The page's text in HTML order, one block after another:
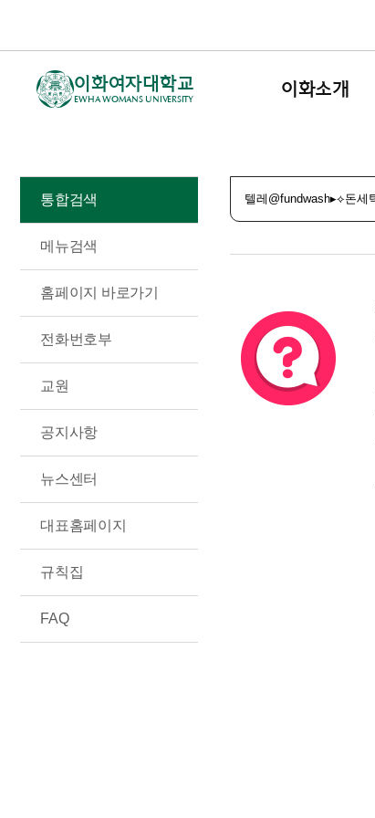
이화여자대학교
EWHA WOMANS UNIVERSITY
이화소개
통합검색
메뉴검색
홈페이지 바로가기
전화번호부
교원
공지사항
뉴스센터
대표홈페이지
규칙집
FAQ